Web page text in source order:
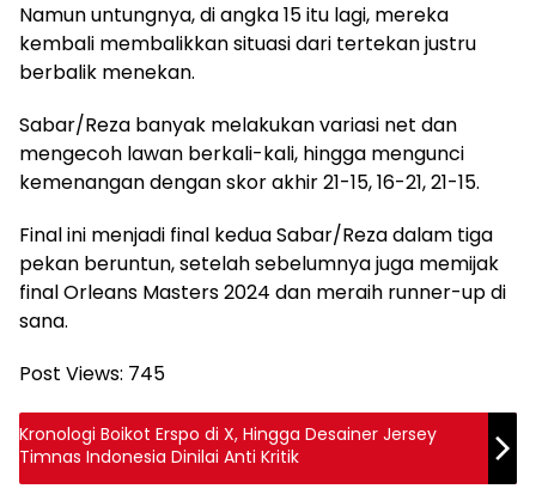
Namun untungnya, di angka 15 itu lagi, mereka
kembali membalikkan situasi dari tertekan justru
berbalik menekan.
Sabar/Reza banyak melakukan variasi net dan
mengecoh lawan berkali-kali, hingga mengunci
kemenangan dengan skor akhir 21-15, 16-21, 21-15.
Final ini menjadi final kedua Sabar/Reza dalam tiga
pekan beruntun, setelah sebelumnya juga memijak
final Orleans Masters 2024 dan meraih runner-up di
sana.
Post Views: 745
Kronologi Boikot Erspo di X, Hingga Desainer Jersey
Timnas Indonesia Dinilai Anti Kritik